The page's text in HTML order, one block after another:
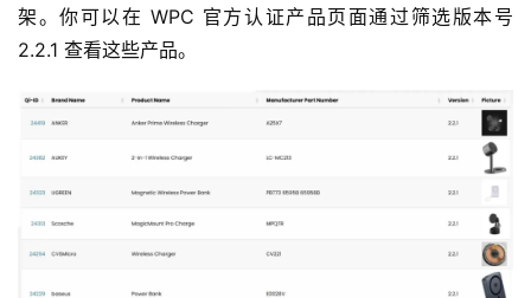
架。你可以在 WPC 官方认证产品页面通过筛选版本号
2.2.1 查看这些产品。